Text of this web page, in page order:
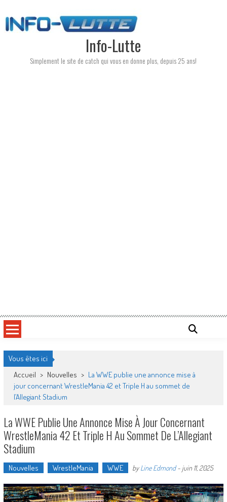
to
content
Info-Lutte
Simplement le site de catch qui vous en donne plus, depuis 25 ans!
Vous êtes ici
Accueil > Nouvelles > La WWE publie une annonce mise à
jour concernant WrestleMania 42 et Triple H au sommet de
l’Allegiant Stadium
La WWE Publie Une Annonce Mise À Jour Concernant
WrestleMania 42 Et Triple H Au Sommet De L’Allegiant
Stadium
Nouvelles WrestleMania WWE byLine Edmond- juin 11, 2025